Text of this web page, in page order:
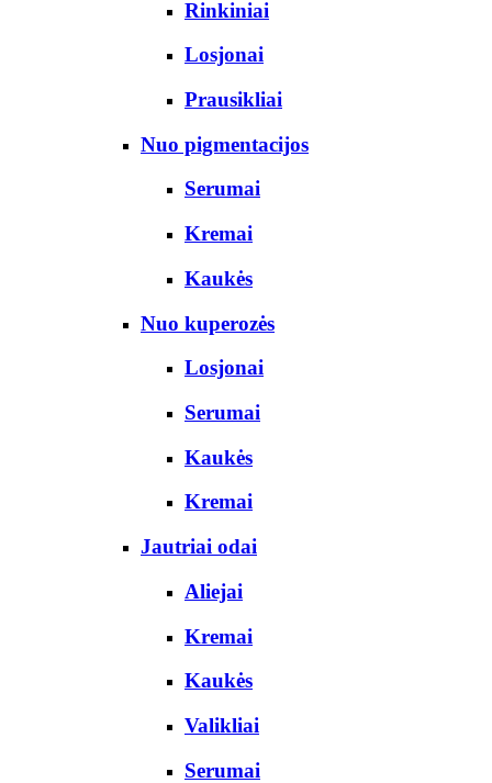
Rinkiniai
Losjonai
Prausikliai
Nuo pigmentacijos
Serumai
Kremai
Kaukės
Nuo kuperozės
Losjonai
Serumai
Kaukės
Kremai
Jautriai odai
Aliejai
Kremai
Kaukės
Valikliai
Serumai